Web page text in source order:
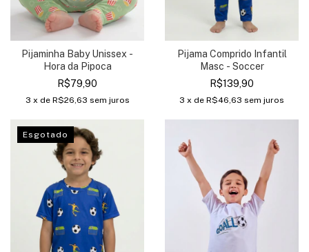
Pijaminha Baby Unissex -
Hora da Pipoca
R$79,90
3 x de R$26,63 sem juros
Pijama Comprido Infantil
Masc - Soccer
R$139,90
3 x de R$46,63 sem juros
Esgotado